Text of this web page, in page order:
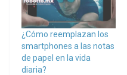
¿Cómo reemplazan los
smartphones a las notas
de papel en la vida
diaria?